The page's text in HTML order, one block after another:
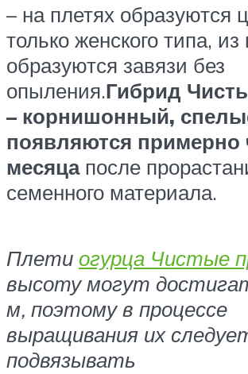
– на плетях образуются
только женского типа, из
образуются завязи без
опыления.Гибрид
– корнишонный,
появляются примерно
месяцапосле
семенного материала.
Плети огурца Чистые
высоту могут
м, поэтому в процессе
выращивания их
подвязывать